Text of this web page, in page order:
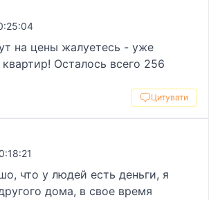
на цены жалуетесь - уже
Осталось всего 256
Цитувати
что у людей есть деньги, я
дома, в свое время